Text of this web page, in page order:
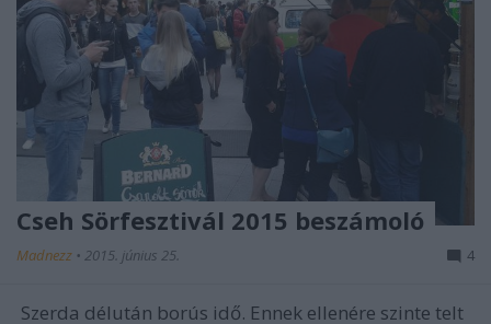
Cseh Sörfesztivál 2015 beszámoló
Madnezz • 2015. június 25. 4
Szerda délután borús idő. Ennek ellenére szinte telt